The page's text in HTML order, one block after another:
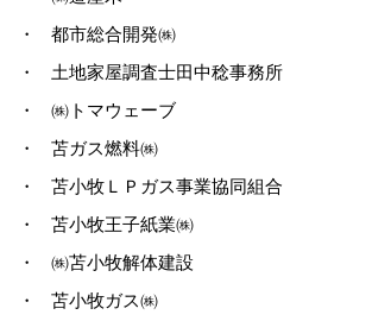
・
都市総合開発㈱
・
土地家屋調査士田中稔事務所
・
㈱トマウェーブ
・
苫ガス燃料㈱
・
苫小牧ＬＰガス事業協同組合
・
苫小牧王子紙業㈱
・
㈱苫小牧解体建設
・
苫小牧ガス㈱